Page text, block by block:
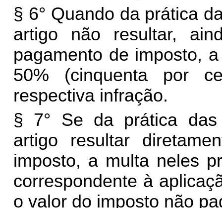
§ 6° Quando da prática
artigo não resultar,
pagamento de imposto,
50% (cinquenta por
respectiva infração.
§ 7° Se da prática das
artigo resultar
imposto, a multa neles
correspondente à
o valor do imposto não